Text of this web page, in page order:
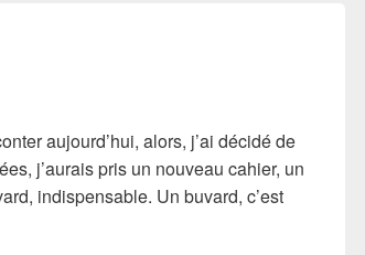
aujourd’hui, alors, j’ai décidé de
j’aurais pris un nouveau cahier, un
indispensable. Un buvard, c’est